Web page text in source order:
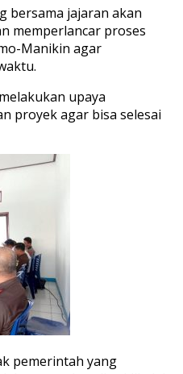
bersama jajaran akan
memperlancar proses
Manikin agar
upaya
proyek agar bisa selesai
pemerintah yang